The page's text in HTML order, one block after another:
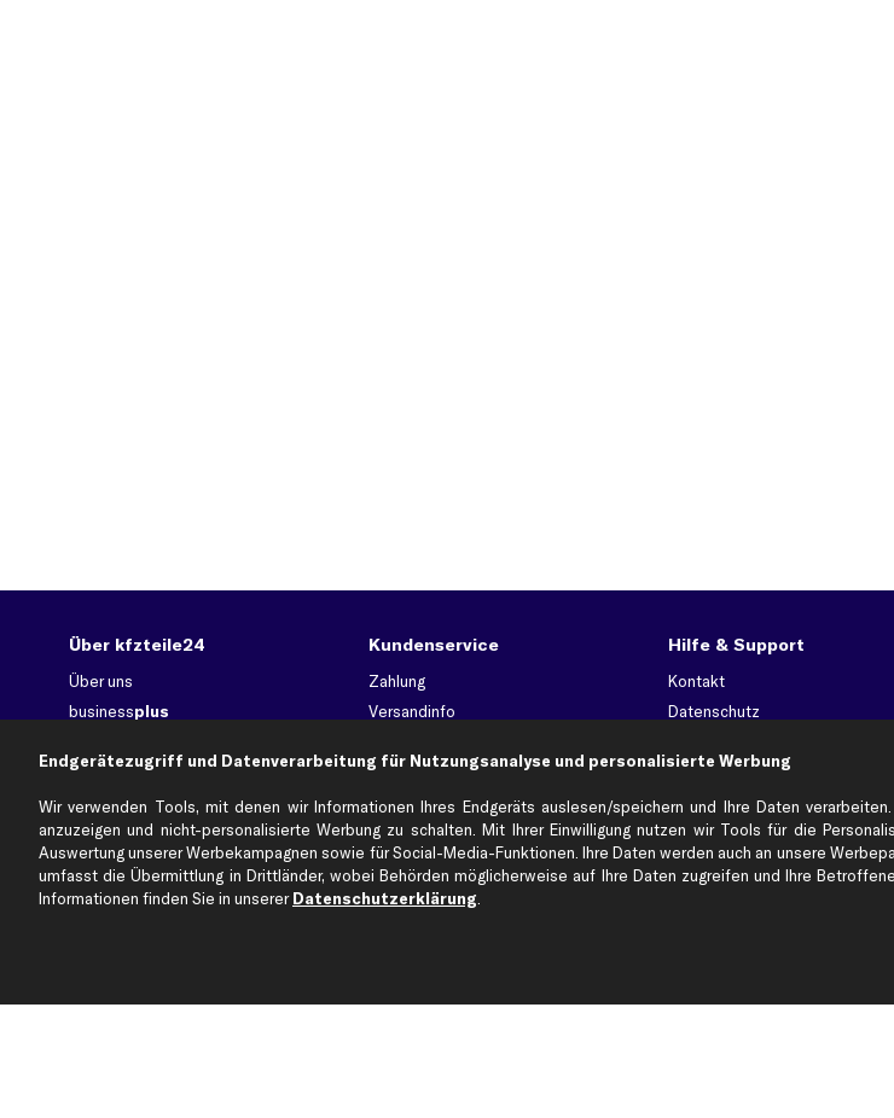
Über kfzteile24
Über uns
businessplus
Partnerprogramm
Werkstätten/Filialen
Karriere
Bewertungen
Unsere App
Kundenservice
Zahlung
Versandinfo
Austauschartikel
Häufige Fragen
Automagazin
Unsere Marken
Beliebte Autos
Hilfe & Support
Kontakt
Datenschutz
Impressum
Whistleblowersystem
Dateneinstellungen
Widerrufsbelehrung
Endgerätezugriff und Datenverarbeitung für Nutzungsanalyse und personalisierte Werbung
Wir verwenden Tools, mit denen wir Informationen Ihres Endgeräts auslesen/speichern und Ihre Daten
anzuzeigen und nicht-personalisierte Werbung zu schalten. Mit Ihrer Einwilligung nutzen wir Tools für die
Auswertung unserer Werbekampagnen sowie für Social-Media-Funktionen. Ihre Daten werden auch an unsere
umfasst die Übermittlung in Drittländer, wobei Behörden möglicherweise auf Ihre Daten zugreifen und Ihre
Informationen finden Sie in unsererDatenschutzerklärung